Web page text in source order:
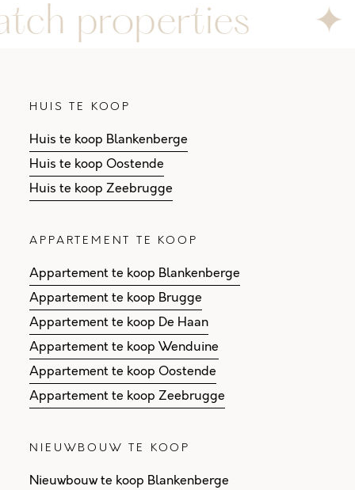
properties ✦
HUIS TE KOOP
Huis te koop Blankenberge
Huis te koop Oostende
Huis te koop Zeebrugge
APPARTEMENT TE KOOP
Appartement te koop Blankenberge
Appartement te koop Brugge
Appartement te koop De Haan
Appartement te koop Wenduine
Appartement te koop Oostende
Appartement te koop Zeebrugge
NIEUWBOUW TE KOOP
Nieuwbouw te koop Blankenberge